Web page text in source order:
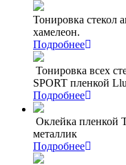
Тонировка стекол
хамелеон.
Подробнее
Тонировка всех
SPORT пленкой
Подробнее
Оклейка пленкой
металлик
Подробнее